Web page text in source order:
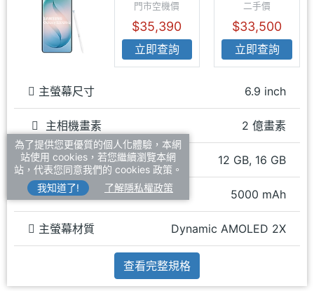
門市空機價
$35,390
立即查詢
二手價
$33,500
立即查詢
主螢幕尺寸 6.9 inch
主相機畫素 2 億畫素
RAM記憶體 12 GB, 16 GB
電池容量 5000 mAh
主螢幕材質 Dynamic AMOLED 2X
查看完整規格
為了提供您更優質的個人化體驗，本網
站使用 cookies，若您繼續瀏覽本網
站，代表您同意我們的 cookies 政策。
我知道了!
了解隱私權政策